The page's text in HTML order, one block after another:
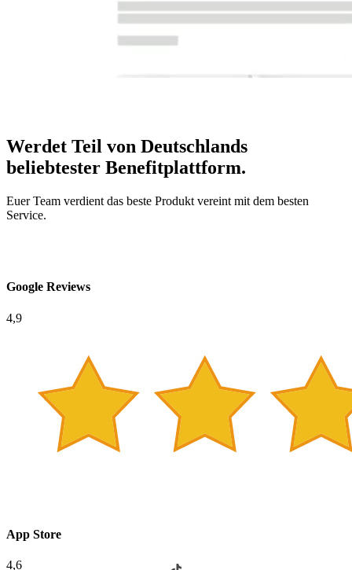
Werdet Teil von Deutschlands
beliebtester Benefitplattform.
Euer Team verdient das beste Produkt vereint mit dem besten
Service.
Google Reviews
4,9
App Store
4,6